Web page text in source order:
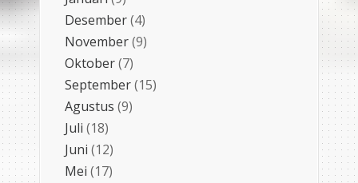
Desember(4)
November(9)
Oktober(7)
September(15)
Agustus (9)
Juli (18)
Juni (12)
Mei (17)